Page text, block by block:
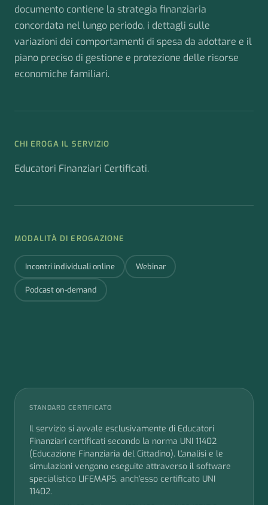
documento contiene la strategia finanziaria
concordata nel lungo periodo, i dettagli sulle
variazioni dei comportamenti di spesa da adottare e il
piano preciso di gestione e protezione delle risorse
economiche familiari.
CHI EROGA IL SERVIZIO
Educatori Finanziari Certificati.
MODALITÀ DI EROGAZIONE
Incontri individuali online Webinar
Podcast on-demand
STANDARD CERTIFICATO
Il servizio si avvale esclusivamente di Educatori
Finanziari certificati secondo la norma UNI 11402
(Educazione Finanziaria del Cittadino). L'analisi e le
simulazioni vengono eseguite attraverso il software
specialistico LIFEMAPS, anch'esso certificato UNI
11402.